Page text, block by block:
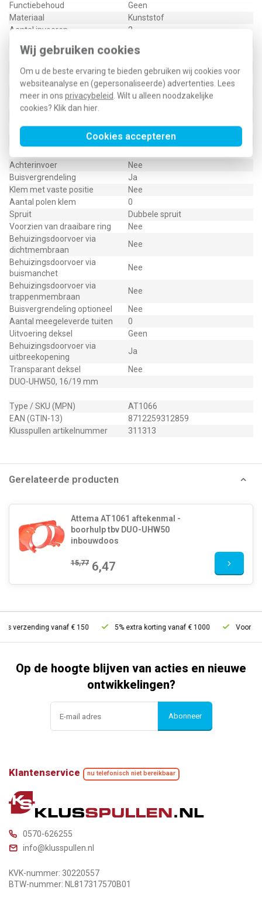
Wij gebruiken cookies
Om u de beste ervaring te bieden gebruiken wij cookies voor
websiteanalyse en (gepersonaliseerde) advertenties. Lees
meer in ons privacybeleid. Wilt u alleen noodzakelijke
cookies? Klik dan hier.
Cookies accepteren
Functiebehoud
Geen
Materiaal
Kunststof
Aantal invoeren
2
Voor aantal inbouwsokkels
2
Armatuurhaakbevestiging
Nee
Max. aderdoorsnede
6 Vierkante millimeter
Met afscherming
Nee
Met nagelstrip
Winddicht
Nee
Beschermingsgraad (IP)
IP20
Achterinvoer
Nee
Buisvergrendeling
Ja
Klem met vaste positie
Nee
Aantal polen klem
0
Spruit
Dubbele spruit
Voorzien van draaibare ring
Nee
Behuizingsdoorvoer via
dichtmembraan
Nee
Behuizingsdoorvoer via
buismanchet
Nee
Behuizingsdoorvoer via
trappenmembraan
Nee
Buisvergrendeling optioneel
Nee
Aantal meegeleverde tuiten
0
Uitvoering deksel
Geen
Behuizingsdoorvoer via
uitbreekopening
Ja
Transparant deksel
Nee
DUO-UHW50, 16/19 mm
Type / SKU (MPN)
AT1066
EAN (GTIN-13)
8712259312859
Klusspullen artikelnummer
311313
Gerelateerde producten
Attema AT1061 aftekenmal -
boorhulp tbv DUO-UHW50
inbouwdoos
15,77 6,47
verzending vanaf € 150 5% extra korting vanaf € 1000 Voor 21u
Op de hoogte blijven van acties en nieuwe
ontwikkelingen?
Abonneer
Klantenservice nu telefonisch niet bereikbaar
0570-626255
info@klusspullen.nl
KVK-nummer: 30220557
BTW-nummer: NL817317570B01